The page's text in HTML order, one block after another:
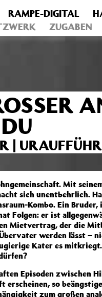
seit Version 4.4.0
RAMPE-DIGITAL
ZUGABEN
|
Mit
sich unentbehrlich.
Kombo. Ein
Folgen: er ist
Mietvertrag, der die
werden lässt –
Kater es
Episoden zwischen
erscheinen, so
zum großen